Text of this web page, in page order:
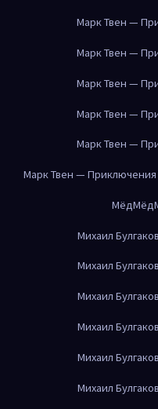
Марк Твен —
Марк Твен —
Марк Твен —
Марк Твен —
Марк Твен —
Марк Твен — Приключения
МёдМёд
Михаил
Михаил
Михаил
Михаил
Михаил
Михаил